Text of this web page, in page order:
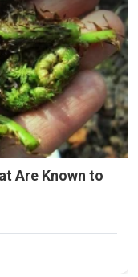
Are Known to